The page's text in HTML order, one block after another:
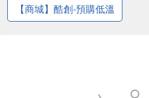
【商城】酷創-預購低溫